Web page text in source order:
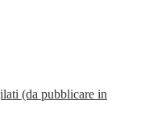
(da pubblicare in